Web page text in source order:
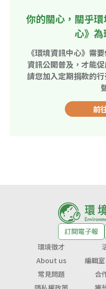
你的關心，關乎
心》
《環境資訊中心》需
資訊公開普及，才能
請您加入定期捐款的
前
訂閱電子報
環境徵才
About us
編輯
常見問題
合